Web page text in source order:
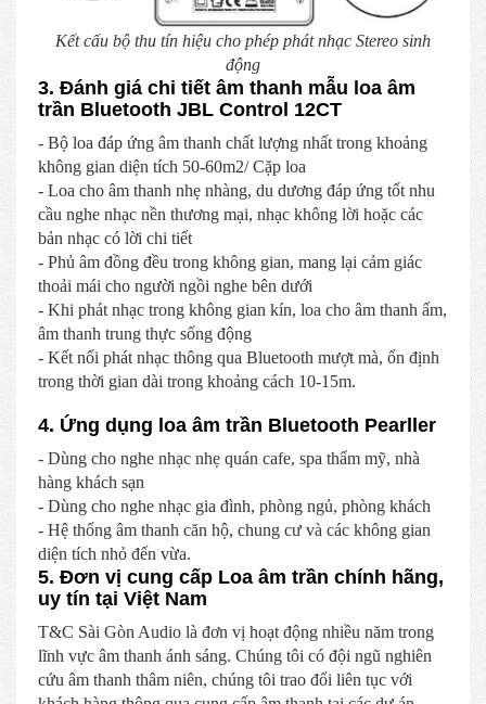
Kết cấu bộ thu tín hiệu cho phép phát nhạc Stereo sinh
động
3. Đánh giá chi tiết âm thanh mẫu loa âm
trần Bluetooth JBL Control 12CT
- Bộ loa đáp ứng âm thanh chất lượng nhất trong khoảng
không gian diện tích 50-60m2/ Cặp loa
- Loa cho âm thanh nhẹ nhàng, du dương đáp ứng tốt nhu
cầu nghe nhạc nền thương mại, nhạc không lời hoặc các
bản nhạc có lời chi tiết
- Phủ âm đồng đều trong không gian, mang lại cảm giác
thoải mái cho người ngồi nghe bên dưới
- Khi phát nhạc trong không gian kín, loa cho âm thanh ấm,
âm thanh trung thực sống động
- Kết nối phát nhạc thông qua Bluetooth mượt mà, ổn định
trong thời gian dài trong khoảng cách 10-15m.
4. Ứng dụng loa âm trần Bluetooth Pearller
- Dùng cho nghe nhạc nhẹ quán cafe, spa thẩm mỹ, nhà
hàng khách sạn
- Dùng cho nghe nhạc gia đình, phòng ngủ, phòng khách
- Hệ thống âm thanh căn hộ, chung cư và các không gian
diện tích nhỏ đến vừa.
5. Đơn vị cung cấp Loa âm trần chính hãng,
uy tín tại Việt Nam
T&C Sài Gòn Audio là đơn vị hoạt động nhiều năm trong
lĩnh vực âm thanh ánh sáng. Chúng tôi có đội ngũ nghiên
cứu âm thanh thâm niên, chúng tôi trao đổi liên tục với